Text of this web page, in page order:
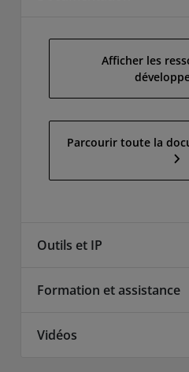
Afficher les
Parcourir toute la
Outils et IP
Formation et assistance
Vidéos